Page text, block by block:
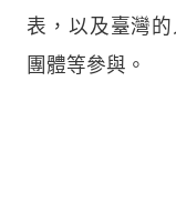
表，以及臺灣
團體等參與。